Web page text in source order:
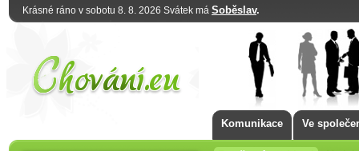
Krásné ráno v sobotu 8. 8. 2026 Svátek má Soběslav.
Komunikace Ve